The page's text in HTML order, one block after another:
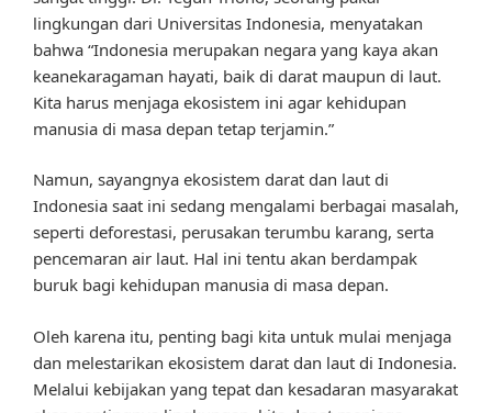
lingkungan dari Universitas Indonesia, menyatakan
bahwa “Indonesia merupakan negara yang kaya akan
keanekaragaman hayati, baik di darat maupun di laut.
Kita harus menjaga ekosistem ini agar kehidupan
manusia di masa depan tetap terjamin.”
Namun, sayangnya ekosistem darat dan laut di
Indonesia saat ini sedang mengalami berbagai masalah,
seperti deforestasi, perusakan terumbu karang, serta
pencemaran air laut. Hal ini tentu akan berdampak
buruk bagi kehidupan manusia di masa depan.
Oleh karena itu, penting bagi kita untuk mulai menjaga
dan melestarikan ekosistem darat dan laut di Indonesia.
Melalui kebijakan yang tepat dan kesadaran masyarakat